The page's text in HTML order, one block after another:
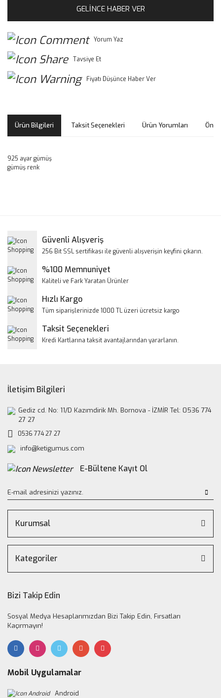
GELİNCE HABER VER
Yorum Yaz
Tavsiye Et
Fiyatı Düşünce Haber Ver
Ürün Bilgileri Taksit Seçenekleri Ürün Yorumları
925 ayar gümüş
gümüş renk
Yorum Yaz
Ürün resmi kalitesiz, bozuk veya görüntülenemiyor.
Ürün bilgilerinde hatalar bulunuyor.
Bu ürüne benzer farklı alternatifler olmalı.
Güvenli Alışveriş
256 Bit SSL sertifikası ile güvenli alışverişin keyfini çıkarın.
%100 Memnuniyet
Kaliteli ve Fark Yaratan Ürünler
Hızlı Kargo
Tüm siparişlerinizde 1000 TL üzeri ücretsiz kargo
Taksit Seçenekleri
Kredi Kartlarına taksit avantajlarından yararlanın.
İletişim Bilgileri
Gediz cd. No: 11/D Kazımdirik Mh. Bornova - İZMİR Tel: 0536 774
27 27
0536 774 27 27
info@ketigumus.com
E-Bültene Kayıt Ol
Kurumsal
Kategoriler
Bizi Takip Edin
Sosyal Medya Hesaplarımızdan Bizi Takip Edin, Fırsatları
Kaçırmayın!
Mobil Uygulamalar
Android